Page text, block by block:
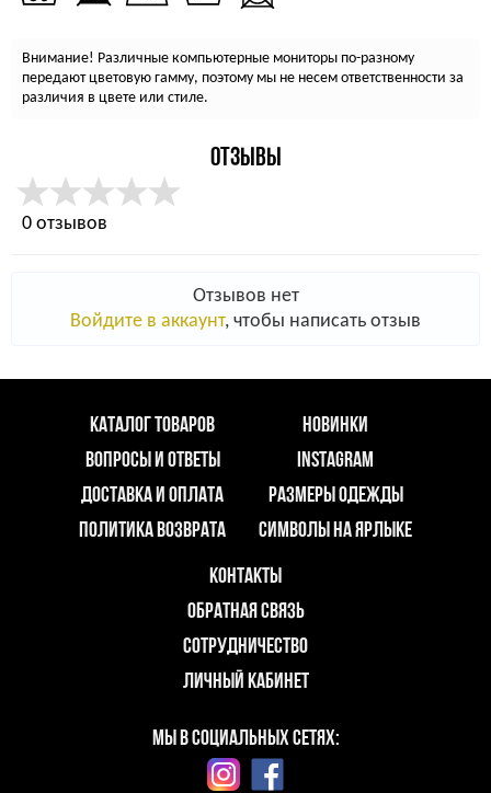
Внимание! Различные компьютерные мониторы по-разному
передают цветовую гамму, поэтому мы не несем ответственности за
различия в цвете или стиле.
ОТЗЫВЫ
0 отзывов
Отзывов нет
Войдите в аккаунт, чтобы написать отзыв
КАТАЛОГ ТОВАРОВ
ВОПРОСЫ И ОТВЕТЫ
ДОСТАВКА И ОПЛАТА
ПОЛИТИКА ВОЗВРАТА
НОВИНКИ
INSTAGRAM
РАЗМЕРЫ ОДЕЖДЫ
СИМВОЛЫ НА ЯРЛЫКЕ
КОНТАКТЫ
ОБРАТНАЯ СВЯЗЬ
СОТРУДНИЧЕСТВО
ЛИЧНЫЙ КАБИНЕТ
МЫ В СОЦИАЛЬНЫХ СЕТЯХ: